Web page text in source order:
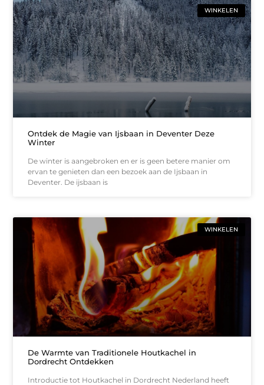
WINKELEN
Ontdek de Magie van Ijsbaan in Deventer Deze
Winter
De winter is aangebroken en er is geen betere manier om
ervan te genieten dan een bezoek aan de Ijsbaan in
Deventer. De ijsbaan is
WINKELEN
De Warmte van Traditionele Houtkachel in
Dordrecht Ontdekken
Introductie tot Houtkachel in Dordrecht Nederland heeft